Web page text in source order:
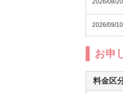
2026/08/
2026/09/
お申
料金区